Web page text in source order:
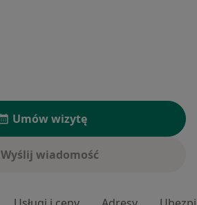
Umów wizytę
Wyślij wiadomość